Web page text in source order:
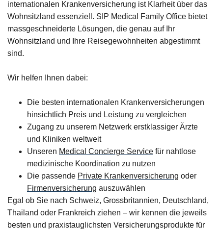
internationalen Krankenversicherung ist Klarheit über das
Wohnsitzland essenziell. SIP Medical Family Office bietet
massgeschneiderte Lösungen, die genau auf Ihr
Wohnsitzland und Ihre Reisegewohnheiten abgestimmt
sind.
Wir helfen Ihnen dabei:
Die besten internationalen Krankenversicherungen
hinsichtlich Preis und Leistung zu vergleichen
Zugang zu unserem Netzwerk erstklassiger Ärzte
und Kliniken weltweit
Unseren Medical Concierge Service für nahtlose
medizinische Koordination zu nutzen
Die passende Private Krankenversicherung oder
Firmenversicherung auszuwählen
Egal ob Sie nach Schweiz, Grossbritannien, Deutschland,
Thailand oder Frankreich ziehen – wir kennen die jeweils
besten und praxistauglichsten Versicherungsprodukte für